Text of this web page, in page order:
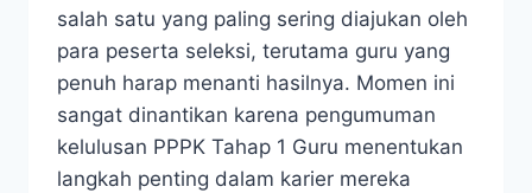
salah satu yang paling sering diajukan oleh
para peserta seleksi, terutama guru yang
penuh harap menanti hasilnya. Momen ini
sangat dinantikan karena pengumuman
kelulusan PPPK Tahap 1 Guru menentukan
langkah penting dalam karier mereka